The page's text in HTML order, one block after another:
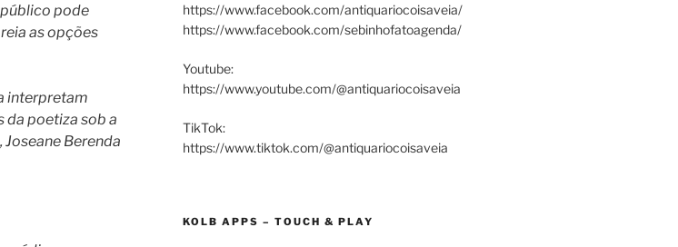
pode
as opções
interpretam
da poetiza sob a
Berenda
https://www.facebook.com/antiquariocoisaveia/
https://www.facebook.com/sebinhofatoagenda/
Youtube:
https://www.youtube.com/@antiquariocoisaveia
TikTok:
https://www.tiktok.com/@antiquariocoisaveia
KOLB APPS – TOUCH & PLAY